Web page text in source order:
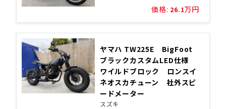
価格: 26.1万円
ヤマハ TW225E BigFoot
ブラックカスタムLED仕様
ワイルドブロック ロンスイ
ネオスカチューン 社外スピ
ードメーター
スズキ